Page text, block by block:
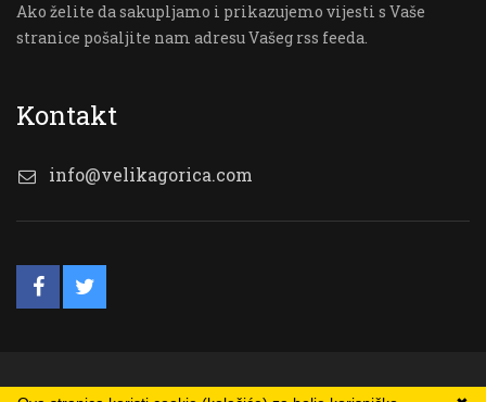
Ako želite da sakupljamo i prikazujemo vijesti s Vaše
stranice pošaljite nam adresu Vašeg rss feeda.
Kontakt
info@velikagorica.com
© VG Online